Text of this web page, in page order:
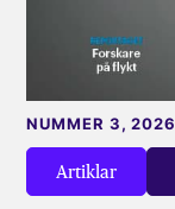
Artiklar
NUMMER 3, 2026